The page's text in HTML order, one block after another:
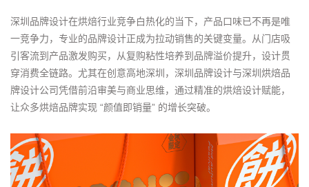
深圳品牌设计在烘焙行业竞争白热化的当下，产品口味已不再是唯
一竞争力，专业的品牌设计正成为拉动销售的关键变量。从门店吸
引客流到产品激发购买，从复购粘性培养到品牌溢价提升，设计贯
穿消费全链路。尤其在创意高地深圳，深圳品牌设计与深圳烘焙品
牌设计公司凭借前沿审美与商业思维，通过精准的烘焙设计赋能，
让众多烘焙品牌实现 “颜值即销量” 的增长突破。